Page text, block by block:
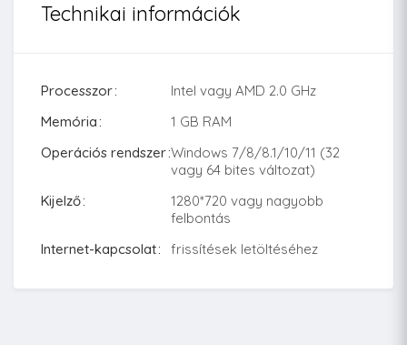
Technikai információk
Processzor
Intel vagy AMD 2.0 GHz
Memória
1 GB RAM
Operációs rendszer Windows 7/8/8.1/10/11 (32
vagy 64 bites változat)
Kijelző
1280*720 vagy nagyobb
felbontás
Internet-kapcsolat
frissítések letöltéséhez